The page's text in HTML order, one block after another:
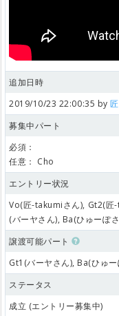
追加日時
2019/10/23 22:00:35 by
募集中パート
必須：
任意： Cho
エントリー状況
Vo(匠-takumiさん), Gt2(匠
(バーヤさん), Ba(ひゅーぽ
譲渡可能パート
Gt1(バーヤさん), Ba(ひゅー
ステータス
成立 (エントリー募集中)